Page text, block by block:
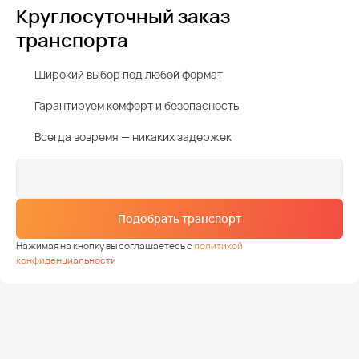
Круглосуточный заказ
транспорта
Широкий выбор под любой формат
Гарантируем комфорт и безопасность
Всегда вовремя — никаких задержек
Подобрать транспорт
Нажимая на кнопку вы соглашаетесь сполитикой
конфиденциальности